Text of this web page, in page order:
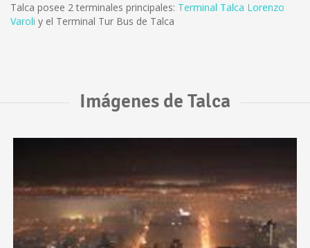
Talca posee 2 terminales principales: Terminal Talca Lorenzo
Varoli y el Terminal Tur Bus de Talca
Imágenes de Talca